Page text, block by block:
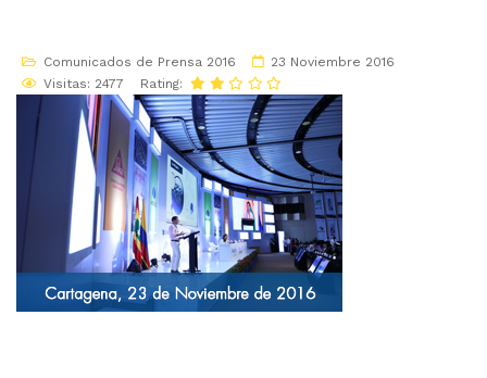
Comunicados de Prensa 2016
23 Noviembre 2016
Visitas: 2477
Rating: